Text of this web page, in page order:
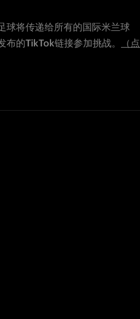
球将传递给所有的国际米兰球
布的TikTok链接参加挑战。
（点